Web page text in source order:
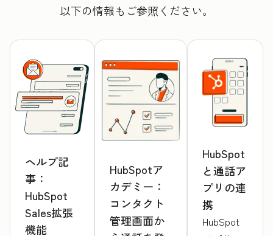
以下の情報もご参照ください。
ヘルプ記
事：
HubSpot
Sales拡張
機能
HubSpotア
カデミー：
コンタクト
管理画面か
HubSpot
と通話ア
プリの連
携
HubSpot